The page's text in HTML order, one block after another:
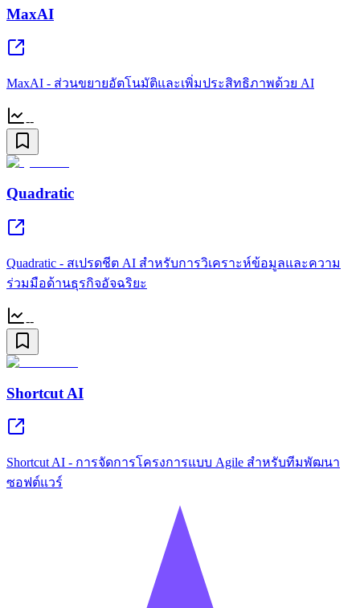
MaxAI
MaxAI - ส่วนขยายอัตโนมัติและเพิ่มประสิทธิภาพด้วย AI
--
Quadratic
Quadratic - สเปรดชีต AI สำหรับการวิเคราะห์ข้อมูลและความ
ร่วมมือด้านธุรกิจอัจฉริยะ
--
Shortcut AI
Shortcut AI - การจัดการโครงการแบบ Agile สำหรับทีมพัฒนา
ซอฟต์แวร์